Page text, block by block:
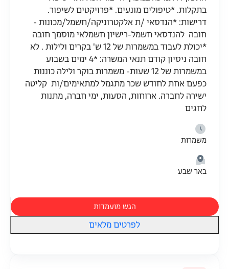
בתקלות. *טיפולים מונעים. *פרויקטים לשיפור.
דרישות: *הנדסאי /ת אלקטרוניקה/חשמל/מכונות -
חובה להנדסאי חשמל-רישיון חשמלאי מוסמך חובה
*יכולת לעבוד במשמרות של 12 ש' בקרים ולילות . לא
חובה ניסיון קודם תנאי המשרה: *4 ימים בשבוע
במשמרות של 12 שעות- משמרות בוקר ולילה כוננות
כפעם אחת לחודש שכר מתגמל למתאימים/ות קליטה
ישירה לחברה. ארוחות, הסעות, ימי חברה, מתנות
לחגים
משמרות
באר שבע
הגש מועמדות
לפרטים מלאים